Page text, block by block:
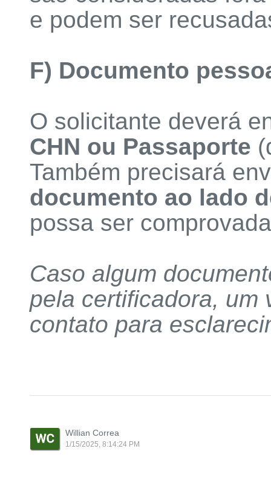
e podem ser
F) Documento
O solicitante deverá
CHN ou Passaporte
Também precisará
documento ao lado
possa ser
Caso algum
pela certificadora, um
contato para
Willian Correa
1/15/2025, 8:14:24 PM